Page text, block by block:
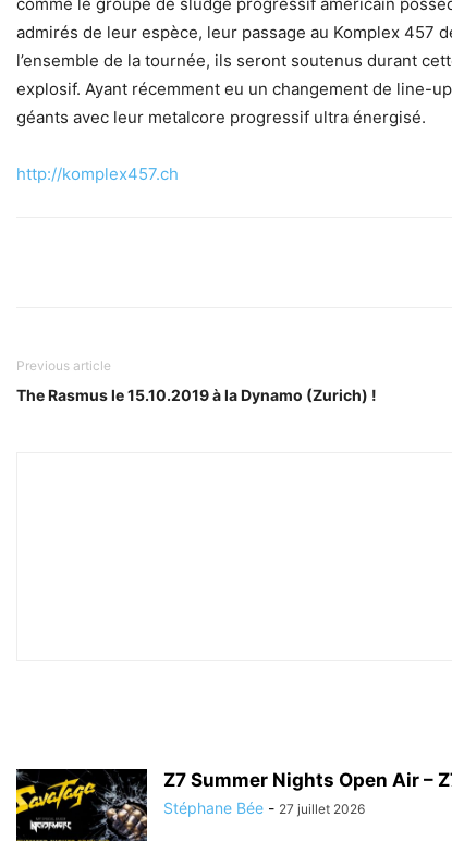
admirés de leur espèce, leur passage au Komplex 457
l’ensemble de la tournée, ils seront soutenus durant
explosif. Ayant récemment eu un changement de line-
géants avec leur metalcore progressif ultra énergisé.
http://komplex457.ch
Previous article
The Rasmus le 15.10.2019 à la Dynamo (Zurich) !
Z7 Summer Nights Open Air –
Stéphane Bée - 27 juillet 2026